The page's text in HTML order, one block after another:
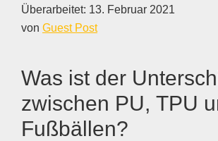
Überarbeitet: 13. Februar 2021
von Guest Post
Was ist der
zwischen PU, TPU
Fußbällen?